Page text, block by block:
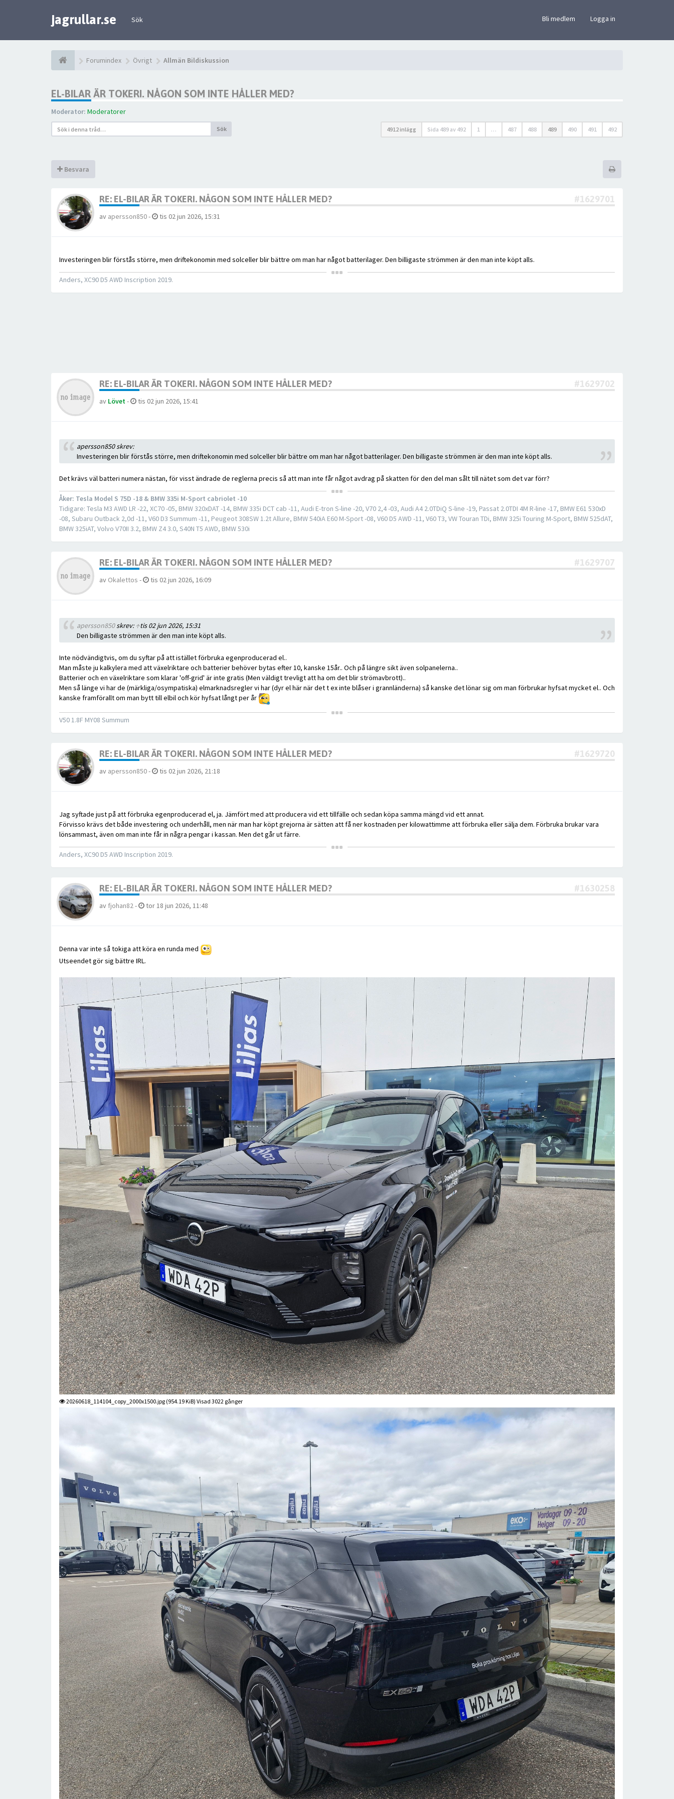
jagrullar.se Sök Bli medlem Logga in
Forumindex Övrigt Allmän Bildiskussion
EL-BILAR ÄR TOKERI. NÅGON SOM INTE HÅLLER MED?
Moderator: Moderatorer
Sök 4912 inlägg Sida 489 av 492 1 … 487 488 489 490 491 492
Besvara
RE: EL-BILAR ÄR TOKERI. NÅGON SOM INTE HÅLLER MED? #1629701
av apersson850- tis 02 jun 2026, 15:31
Investeringen blir förstås större, men driftekonomin med solceller blir bättre om man har något batterilager. Den billigaste strömmen är den man inte köpt alls.
Anders, XC90 D5 AWD Inscription 2019.
RE: EL-BILAR ÄR TOKERI. NÅGON SOM INTE HÅLLER MED? #1629702
av Lövet- tis 02 jun 2026, 15:41
apersson850 skrev:
Investeringen blir förstås större, men driftekonomin med solceller blir bättre om man har något batterilager. Den billigaste strömmen är den man inte köpt alls.
Det krävs väl batteri numera nästan, för visst ändrade de reglerna precis så att man inte får något avdrag på skatten för den del man sålt till nätet som det var förr?
Åker: Tesla Model S 75D -18 & BMW 335i M-Sport cabriolet -10
Tidigare: Tesla M3 AWD LR -22, XC70 -05, BMW 320xDAT -14, BMW 335i DCT cab -11, Audi E-tron S-line -20, V70 2,4 -03, Audi A4 2.0TDiQ S-line -19, Passat 2.0TDI 4M R-line -17, BMW E61 530xD
-08, Subaru Outback 2,0d -11, V60 D3 Summum -11, Peugeot 308SW 1.2t Allure, BMW 540iA E60 M-Sport -08, V60 D5 AWD -11, V60 T3, VW Touran TDi, BMW 325i Touring M-Sport, BMW 525dAT,
BMW 325iAT, Volvo V70II 3.2, BMW Z4 3.0, S40N T5 AWD, BMW 530i
RE: EL-BILAR ÄR TOKERI. NÅGON SOM INTE HÅLLER MED? #1629707
av Okalettos - tis 02 jun 2026, 16:09
apersson850skrev:↑tis 02 jun 2026, 15:31
Den billigaste strömmen är den man inte köpt alls.
Inte nödvändigtvis, om du syftar på att istället förbruka egenproducerad el..
Man måste ju kalkylera med att växelriktare och batterier behöver bytas efter 10, kanske 15år.. Och på längre sikt även solpanelerna..
Batterier och en växelriktare som klarar 'off-grid' är inte gratis (Men väldigt trevligt att ha om det blir strömavbrott)..
Men så länge vi har de (märkliga/osympatiska) elmarknadsregler vi har (dyr el här när det t ex inte blåser i grannländerna) så kanske det lönar sig om man förbrukar hyfsat mycket el.. Och
kanske framförallt om man bytt till elbil och kör hyfsat långt per år
V50 1.8F MY08 Summum
RE: EL-BILAR ÄR TOKERI. NÅGON SOM INTE HÅLLER MED? #1629720
av apersson850- tis 02 jun 2026, 21:18
Jag syftade just på att förbruka egenproducerad el, ja. Jämfört med att producera vid ett tillfälle och sedan köpa samma mängd vid ett annat.
Förvisso krävs det både investering och underhåll, men när man har köpt grejorna är sätten att få ner kostnaden per kilowattimme att förbruka eller sälja dem. Förbruka brukar vara
lönsammast, även om man inte får in några pengar i kassan. Men det går ut färre.
Anders, XC90 D5 AWD Inscription 2019.
RE: EL-BILAR ÄR TOKERI. NÅGON SOM INTE HÅLLER MED? #1630258
av fjohan82- tor 18 jun 2026, 11:48
Denna var inte så tokiga att köra en runda med
Utseendet gör sig bättre IRL.
20260618_114104_copy_2000x1500.jpg (954.19 KiB) Visad 3022 gånger